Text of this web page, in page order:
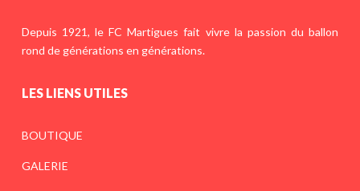
Depuis 1921, le FC Martigues fait vivre la passion du ballon
rond de générations en générations.
LES LIENS UTILES
BOUTIQUE
GALERIE